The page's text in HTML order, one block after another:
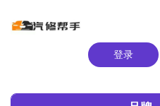
登录